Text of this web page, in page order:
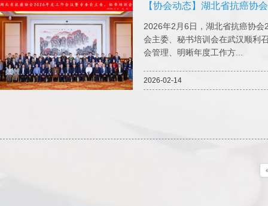
【协会动态】湖北省抗癌协
2026年2月6日，湖北省抗癌协会
会主委、秘书培训会在武汉顺利
会管理、明晰年度工作方...
2026-02-14